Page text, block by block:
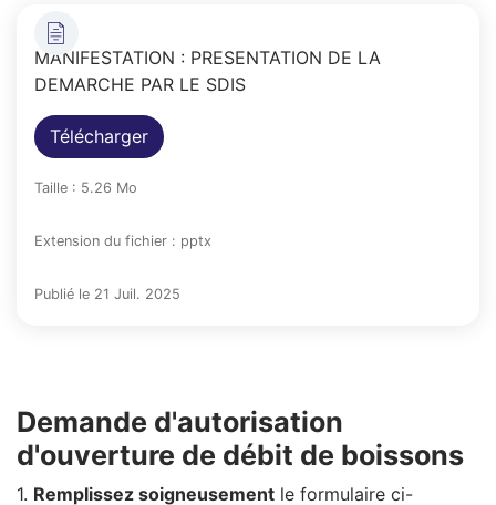
MANIFESTATION : PRESENTATION DE LA
DEMARCHE PAR LE SDIS
Télécharger
Taille : 5.26 Mo
Extension du fichier : pptx
Publié le 21 Juil. 2025
Demande d'autorisation
d'ouverture de débit de boissons
1. Remplissez soigneusement le formulaire ci-